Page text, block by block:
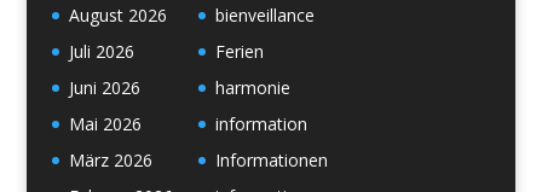
August 2026
Juli 2026
Juni 2026
Mai 2026
März 2026
bienveillance
Ferien
harmonie
information
Informationen